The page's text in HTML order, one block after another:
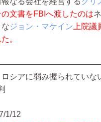
の文書をFBIへ渡したのは
ジョン・マケイン上院議
。
ロシアに弱み握られていな
1/12